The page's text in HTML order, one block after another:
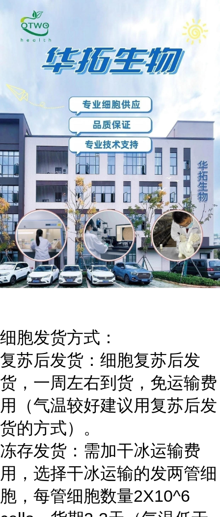
细胞发货方式：
复苏后发货：细胞复苏后发
货，一周左右到货，免运输费
用（气温较好建议用复苏后发
货的方式）。
冻存发货：需加干冰运输费
用，选择干冰运输的发两管细
胞，每管细胞数量2X10^6